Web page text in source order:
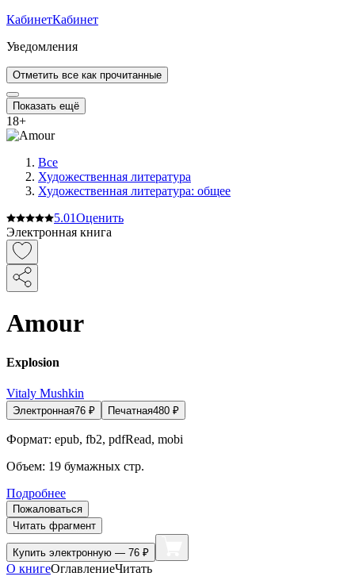
КабинетКабинет
Уведомления
Отметить все как прочитанные
Показать ещё
18+
Все
Художественная литература
Художественная литература: общее
5.01Оценить
Электронная книга
Amour
Explosion
Vitaly Mushkin
Электронная76 ₽ Печатная480 ₽
Формат: epub, fb2, pdfRead, mobi
Объем: 19 бумажных стр.
Подробнее
Пожаловаться
Читать фрагмент
Купить электронную — 76 ₽
О книгеОглавлениеЧитать